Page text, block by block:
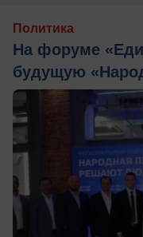
Политика
На форуме
будущую